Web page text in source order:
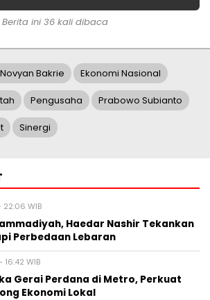
Berita ini 36 kali dibaca
Bakrie Ekonomi Nasional
Pengusaha Prabowo Subianto
Sinergi
WIB
Haedar Nashir Tekankan
Perbedaan Lebaran
WIB
Gerai Perdana di Metro, Perkuat
Ekonomi Lokal